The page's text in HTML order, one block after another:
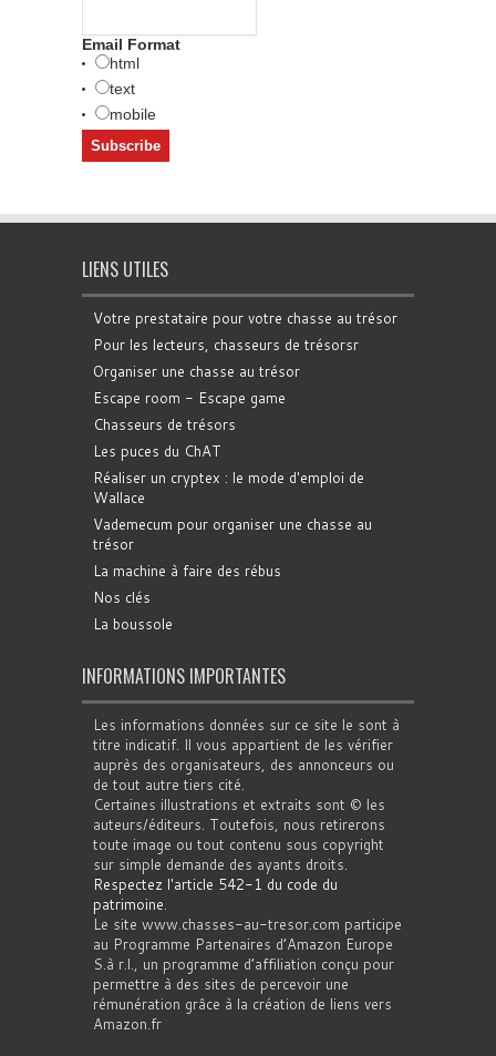
Email Format
html
text
mobile
LIENS UTILES
Votre prestataire pour votre chasse au trésor
Pour les lecteurs, chasseurs de trésorsr
Organiser une chasse au trésor
Escape room - Escape game
Chasseurs de trésors
Les puces du ChAT
Réaliser un cryptex : le mode d'emploi de
Wallace
Vademecum pour organiser une chasse au
trésor
La machine à faire des rébus
Nos clés
La boussole
INFORMATIONS IMPORTANTES
Les informations données sur ce site le sont à
titre indicatif. Il vous appartient de les vérifier
auprès des organisateurs, des annonceurs ou
de tout autre tiers cité.
Certaines illustrations et extraits sont © les
auteurs/éditeurs. Toutefois, nous retirerons
toute image ou tout contenu sous copyright
sur simple demande des ayants droits.
Respectez l'article 542-1 du code du
patrimoine.
Le site www.chasses-au-tresor.com participe
au Programme Partenaires d’Amazon Europe
S.à r.l., un programme d’affiliation conçu pour
permettre à des sites de percevoir une
rémunération grâce à la création de liens vers
Amazon.fr